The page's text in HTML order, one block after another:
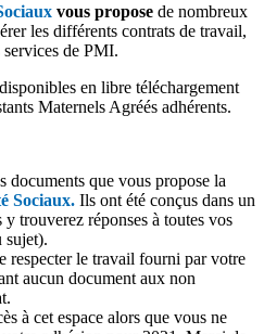
vous propose de nombreux
les différents contrats de travail,
de PMI.
en libre téléchargement
Maternels Agréés adhérents.
documents que vous propose la
Sociaux. Ils ont été conçus dans un
trouverez réponses à toutes vos
sujet).
respecter le travail fourni par votre
aucun document aux non
à cet espace alors que vous ne